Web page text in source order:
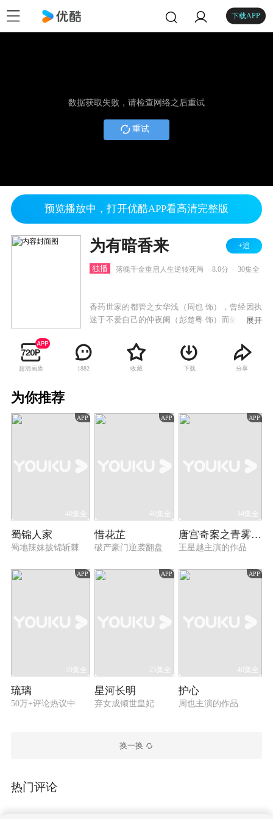
下载APP
数据获取失败，请检查网络之后重试
重试
预览播放中，打开优酷APP看高清完整版
为有暗香来 +追
独播 落魄千金重启人生逆转死局 8.0分 30集全
香药世家的都管之女华浅（周也 饰），曾经因执
迷于不爱自己的仲夜阑（彭楚粤 饰）而做下了错
华浅惊醒发现自己回到了与仲夜阑的大婚之夜，
历经生死后华浅大彻大悟并下定决心弥补前错重
新来过。这一次她开始重视身边的家人和朋友，
回正途。在这个过程中，过往的谜团也逐渐浮出
展开
超清画质 1882 收藏 下载 分享
为你推荐
APP
40集全
蜀锦人家
蜀地辣妹披锦斩棘
APP
40集全
惜花芷
破产豪门逆袭翻盘
APP
34集全
唐宫奇案之青雾风鸣
王星越主演的作品
APP
59集全
琉璃
50万+评论热议中
APP
25集全
星河长明
弃女成倾世皇妃
APP
40集全
护心
周也主演的作品
换一换
热门评论